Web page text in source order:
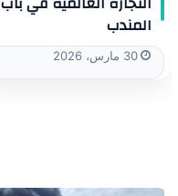
المندب
30 مارس، 2026